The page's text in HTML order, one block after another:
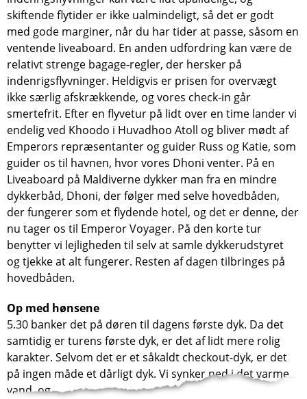
skiftende flytider er ikke ualmindeligt, så det er godt
med gode marginer, når du har tider at passe, såsom en
ventende liveaboard. En anden udfordring kan være de
relativt strenge bagage-regler, der hersker på
indenrigsflyvninger. Heldigvis er prisen for overvægt
ikke særlig afskrækkende, og vores check-in går
smertefrit. Efter en flyvetur på lidt over en time lander vi
endelig ved Khoodo i Huvadhoo Atoll og bliver mødt af
Emperors repræsentanter og guider Russ og Katie, som
guider os til havnen, hvor vores Dhoni venter. På en
Liveaboard på Maldiverne dykker man fra en mindre
dykkerbåd, Dhoni, der følger med selve hovedbåden,
der fungerer som et flydende hotel, og det er denne, der
nu tager os til Emperor Voyager. På den korte tur
benytter vi lejligheden til selv at samle dykkerudstyret
og tjekke at alt fungerer. Resten af ​​dagen tilbringes på
hovedbåden.
Op med hønsene
5.30 banker det på døren til dagens første dyk. Da det
samtidig er turens første dyk, er det af lidt mere rolig
karakter. Selvom det er et såkaldt checkout-dyk, er det
på ingen måde et dårligt dyk. Vi synker ned i det varme
vand, og...